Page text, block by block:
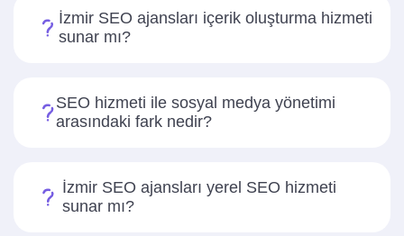
İzmir SEO ajansları içerik oluşturma hizmeti
sunar mı?
SEO hizmeti ile sosyal medya yönetimi
arasındaki fark nedir?
İzmir SEO ajansları yerel SEO hizmeti
sunar mı?